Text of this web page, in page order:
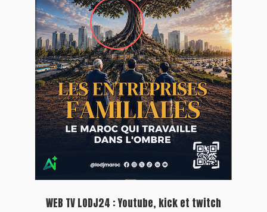
WEB TV LODJ24 : Youtube, kick et twitch